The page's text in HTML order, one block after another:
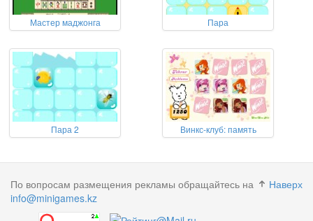
Мастер маджонга Пара
Пара 2 Винкс-клуб: память
Наверх
По вопросам размещения рекламы обращайтесь на
info@minigames.kz